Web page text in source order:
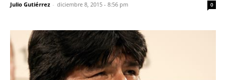
Julio Gutiérrez - diciembre 8, 2015 - 8:56 pm 0